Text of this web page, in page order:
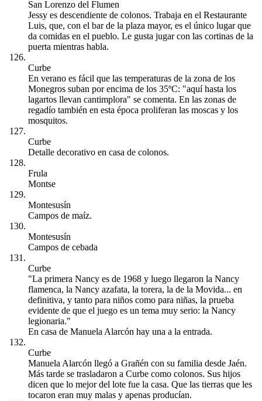
San Lorenzo del Flumen
Jessy es descendiente de colonos. Trabaja en el Restaurante
Luis, que, con el bar de la plaza mayor, es el único lugar que
da comidas en el pueblo. Le gusta jugar con las cortinas de la
puerta mientras habla.
Curbe
En verano es fácil que las temperaturas de la zona de los
Monegros suban por encima de los 35ºC: "aquí hasta los
lagartos llevan cantimplora" se comenta. En las zonas de
regadío también en esta época proliferan las moscas y los
mosquitos.
Curbe
Detalle decorativo en casa de colonos.
Frula
Montse
Montesusín
Campos de maíz.
Montesusín
Campos de cebada
Curbe
"La primera Nancy es de 1968 y luego llegaron la Nancy
flamenca, la Nancy azafata, la torera, la de la Movida... en
definitiva, y tanto para niños como para niñas, la prueba
evidente de que el juego es un tema muy serio: la Nancy
legionaria."
En casa de Manuela Alarcón hay una a la entrada.
Curbe
Manuela Alarcón llegó a Grañén con su familia desde Jaén.
Más tarde se trasladaron a Curbe como colonos. Sus hijos
dicen que lo mejor del lote fue la casa. Que las tierras que les
tocaron eran muy malas y apenas producían.